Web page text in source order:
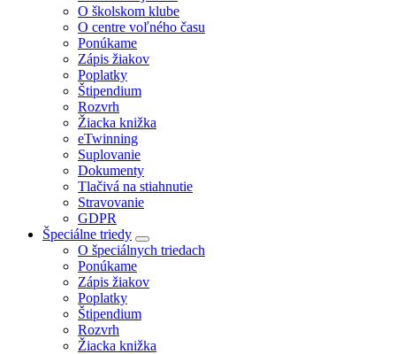
O školskom klube
O centre voľného času
Ponúkame
Zápis žiakov
Poplatky
Štipendium
Rozvrh
Žiacka knižka
eTwinning
Suplovanie
Dokumenty
Tlačivá na stiahnutie
Stravovanie
GDPR
Špeciálne triedy
O špeciálnych triedach
Ponúkame
Zápis žiakov
Poplatky
Štipendium
Rozvrh
Žiacka knižka